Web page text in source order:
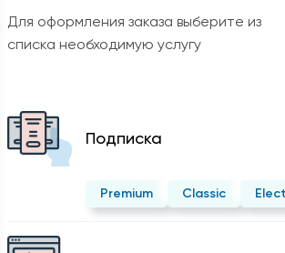
Для оформления заказа выберите из
списка необходимую услугу
Подписка
Premium Classic